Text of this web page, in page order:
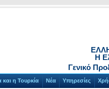
Η
Γενικό
η Τουρκία Νέα Υπηρεσίες